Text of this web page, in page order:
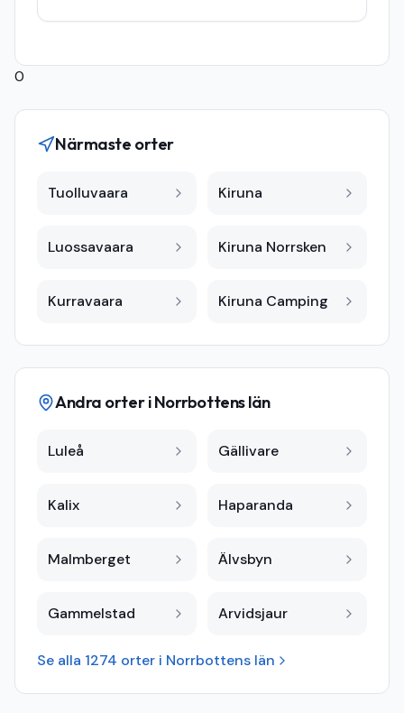
0
Närmaste orter
Tuolluvaara Kiruna
Luossavaara Kiruna Norrsken
Kurravaara Kiruna Camping
Andra orter iNorrbottens län
Luleå Gällivare
Kalix Haparanda
Malmberget Älvsbyn
Gammelstad Arvidsjaur
Se alla 1274 orter i Norrbottens län